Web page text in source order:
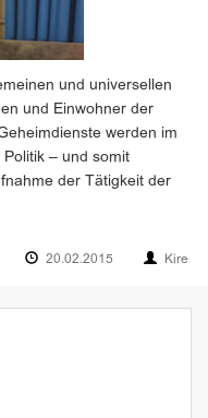
und universellen
und Einwohner der
werden im
– und somit
der Tätigkeit der
20.02.2015 Kire